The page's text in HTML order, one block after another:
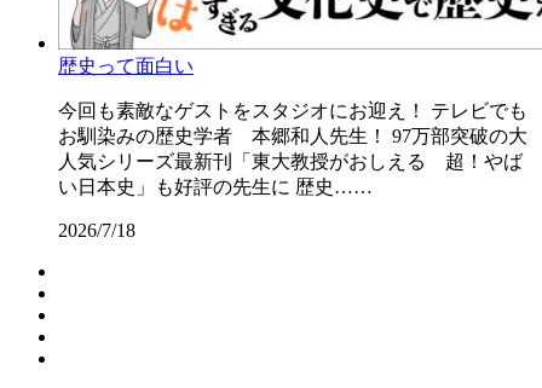
歴史って面白い
今回も素敵なゲストをスタジオにお迎え！ テレビでも
お馴染みの歴史学者 本郷和人先生！ 97万部突破の大
人気シリーズ最新刊「東大教授がおしえる 超！やば
い日本史」も好評の先生に 歴史……
2026/7/18